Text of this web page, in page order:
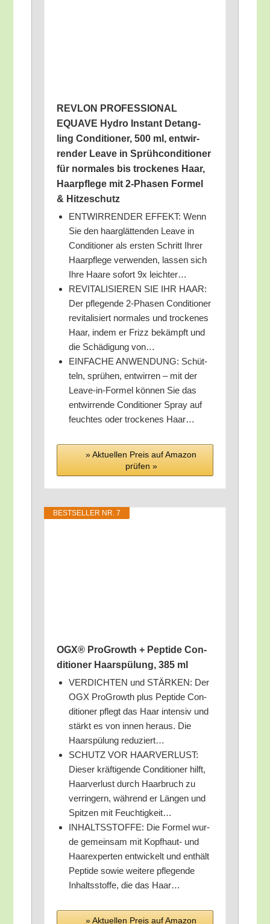
REVLON PROFESSIONAL
EQUAVE Hydro Instant Detang­
ling Con­di­tio­ner, 500 ml, ent­wir­
ren­der Lea­ve in Sprüh­con­di­tio­ner
für nor­ma­les bis tro­cke­nes Haar,
Haar­pfle­ge mit 2‑Phasen For­mel
& Hitzeschutz
ENTWIRRENDER EFFEKT: Wenn
Sie den haar­glät­ten­den Lea­ve in
Con­di­tio­ner als ers­ten Schritt Ihrer
Haar­pfle­ge ver­wen­den, las­sen sich
Ihre Haa­re sofort 9x leichter…
REVITALISIEREN SIE IHR HAAR:
Der pfle­gen­de 2‑Phasen Con­di­tio­ner
revi­ta­li­siert nor­ma­les und tro­cke­nes
Haar, indem er Frizz bekämpft und
die Schä­di­gung von…
EINFACHE ANWENDUNG: Schüt­
teln, sprü­hen, ent­wir­ren – mit der
Lea­ve-in-For­mel kön­nen Sie das
ent­wir­ren­de Con­di­tio­ner Spray auf
feuch­tes oder tro­cke­nes Haar…
» Aktu­el­len Preis auf Ama­zon
prü­fen »
BEST­SEL­LER NR. 7
OGX® Pro­Growth + Pep­ti­de Con­
di­tio­ner Haar­spü­lung, 385 ml
VERDICHTEN und STÄRKEN: Der
OGX Pro­Growth plus Pep­ti­de Con­
di­tio­ner pflegt das Haar inten­siv und
stärkt es von innen her­aus. Die
Haar­spü­lung reduziert…
SCHUTZ VOR HAARVERLUST:
Die­ser kräf­ti­gen­de Con­di­tio­ner hilft,
Haar­ver­lust durch Haar­bruch zu
ver­rin­gern, wäh­rend er Län­gen und
Spit­zen mit Feuchtigkeit…
INHALTSSTOFFE: Die For­mel wur­
de gemein­sam mit Kopf­haut- und
Haa­r­ex­per­ten ent­wi­ckelt und ent­hält
Pep­ti­de sowie wei­te­re pfle­gen­de
Inhalts­stof­fe, die das Haar…
» Aktu­el­len Preis auf Ama­zon